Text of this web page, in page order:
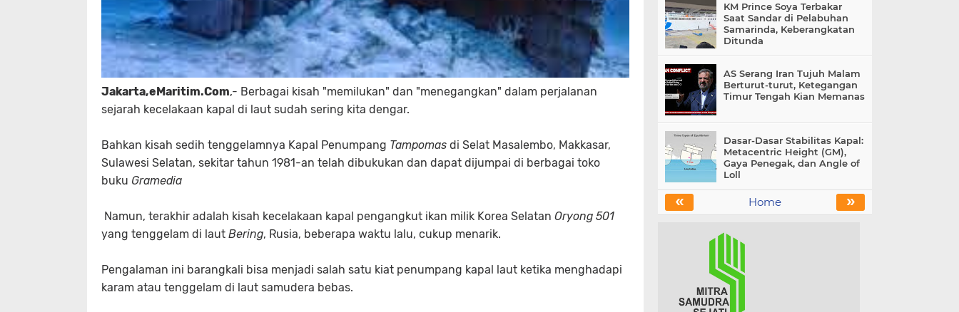
Jakarta,eMaritim.Com,- Berbagai kisah "memilukan" dan "menegangkan" dalam perjalanan
sejarah kecelakaan kapal di laut sudah sering kita dengar.
Bahkan kisah sedih tenggelamnya Kapal Penumpang Tampomas di Selat Masalembo, Makkasar,
Sulawesi Selatan, sekitar tahun 1981-an telah dibukukan dan dapat dijumpai di berbagai toko
buku Gramedia
Namun, terakhir adalah kisah kecelakaan kapal pengangkut ikan milik Korea Selatan Oryong 501
yang tenggelam di laut Bering, Rusia, beberapa waktu lalu, cukup menarik.
Pengalaman ini barangkali bisa menjadi salah satu kiat penumpang kapal laut ketika menghadapi
karam atau tenggelam di laut samudera bebas.
KM Prince Soya Terbakar
Saat Sandar di Pelabuhan
Samarinda, Keberangkatan
Ditunda
AS Serang Iran Tujuh Malam
Berturut-turut, Ketegangan
Timur Tengah Kian Memanas
Dasar-Dasar Stabilitas Kapal:
Metacentric Height (GM),
Gaya Penegak, dan Angle of
Loll
« »
Home